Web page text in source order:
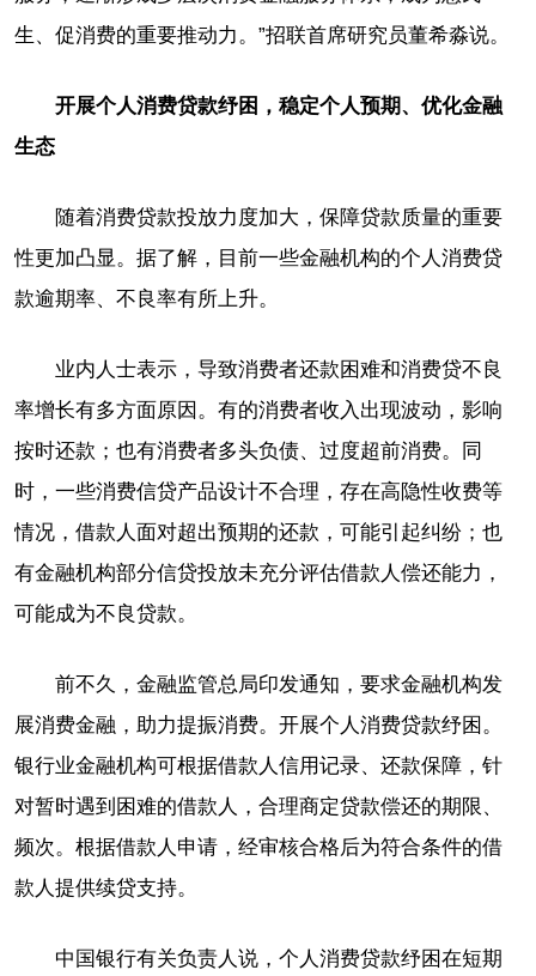
生、促消费的重要推动力。”招联首席研究员董希淼说。
开展个人消费贷款纾困，稳定个人预期、优化金融
生态
随着消费贷款投放力度加大，保障贷款质量的重要
性更加凸显。据了解，目前一些金融机构的个人消费贷
款逾期率、不良率有所上升。
业内人士表示，导致消费者还款困难和消费贷不良
率增长有多方面原因。有的消费者收入出现波动，影响
按时还款；也有消费者多头负债、过度超前消费。同
时，一些消费信贷产品设计不合理，存在高隐性收费等
情况，借款人面对超出预期的还款，可能引起纠纷；也
有金融机构部分信贷投放未充分评估借款人偿还能力，
可能成为不良贷款。
前不久，金融监管总局印发通知，要求金融机构发
展消费金融，助力提振消费。开展个人消费贷款纾困。
银行业金融机构可根据借款人信用记录、还款保障，针
对暂时遇到困难的借款人，合理商定贷款偿还的期限、
频次。根据借款人申请，经审核合格后为符合条件的借
款人提供续贷支持。
中国银行有关负责人说，个人消费贷款纾困在短期